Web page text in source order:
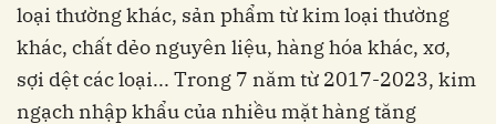
loại thường khác, sản phẩm từ kim loại thường
khác, chất dẻo nguyên liệu, hàng hóa khác, xơ,
sợi dệt các loại... Trong 7 năm từ 2017-2023, kim
ngạch nhập khẩu của nhiều mặt hàng tăng